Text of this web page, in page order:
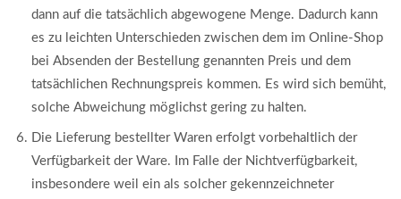
dann auf die tatsächlich abgewogene Menge. Dadurch kann
es zu leichten Unterschieden zwischen dem im Online-Shop
bei Absenden der Bestellung genannten Preis und dem
tatsächlichen Rechnungspreis kommen. Es wird sich bemüht,
solche Abweichung möglichst gering zu halten.
Die Lieferung bestellter Waren erfolgt vorbehaltlich der
Verfügbarkeit der Ware. Im Falle der Nichtverfügbarkeit,
insbesondere weil ein als solcher gekennzeichneter